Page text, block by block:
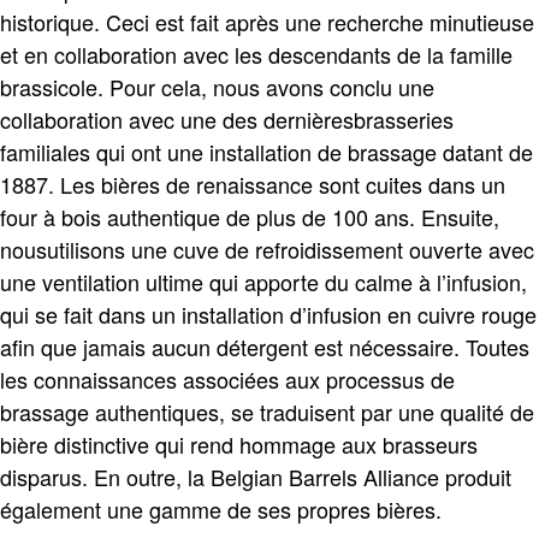
historique. Ceci est fait après une recherche minutieuse
et en collaboration avec les descendants de la famille
brassicole. Pour cela, nous avons conclu une
collaboration avec une des dernièresbrasseries
familiales qui ont une installation de brassage datant de
1887. Les bières de renaissance sont cuites dans un
four à bois authentique de plus de 100 ans. Ensuite,
nousutilisons une cuve de refroidissement ouverte avec
une ventilation ultime qui apporte du calme à l’infusion,
qui se fait dans un installation d’infusion en cuivre rouge
afin que jamais aucun détergent est nécessaire. Toutes
les connaissances associées aux processus de
brassage authentiques, se traduisent par une qualité de
bière distinctive qui rend hommage aux brasseurs
disparus. En outre, la Belgian Barrels Alliance produit
également une gamme de ses propres bières.